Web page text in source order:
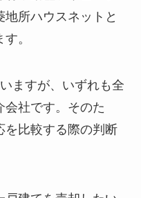
地所ハウスネットと
。
ますが、いずれも全
会社です。そのた
を比較する際の判断